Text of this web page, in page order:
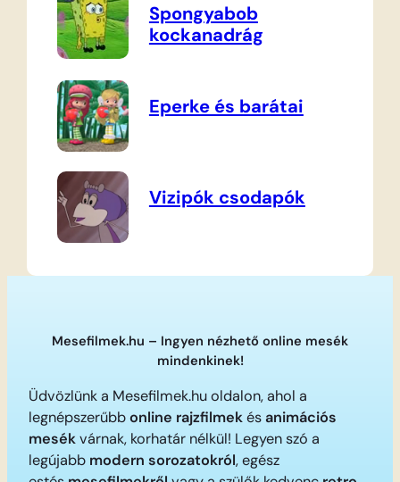
Spongyabob
kockanadrág
Eperke és barátai
Vizipók csodapók
Mesefilmek.hu – Ingyen nézhető online mesék
mindenkinek!
Üdvözlünk a Mesefilmek.hu oldalon, ahol a
legnépszerűbbonline rajzfilmekésanimációs
mesékvárnak, korhatár nélkül! Legyen szó a
legújabb modern sorozatokról, egész